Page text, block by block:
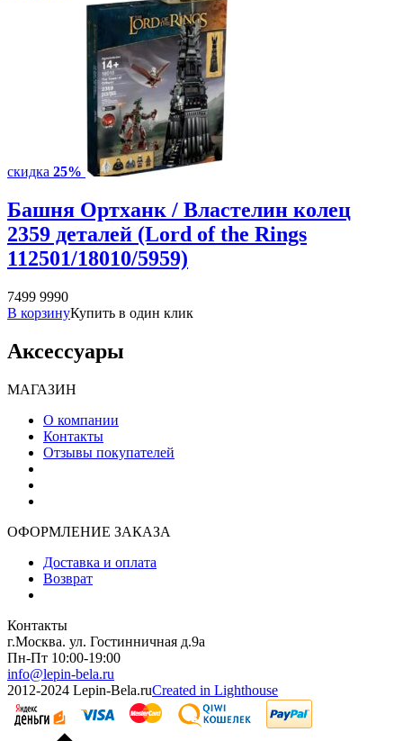
скидка 25%
Башня Ортханк / Властелин колец
2359 деталей (Lord of the Rings
112501/18010/5959)
7499 9990
В корзинуКупить в один клик
Аксессуары
МАГАЗИН
О компании
Контакты
Отзывы покупателей
ОФОРМЛЕНИЕ ЗАКАЗА
Доставка и оплата
Возврат
Контакты
г.Москва. ул. Гостинничная д.9а
Пн-Пт 10:00-19:00
info@lepin-bela.ru
2012-2024 Lepin-Bela.ruCreated in Lighthouse